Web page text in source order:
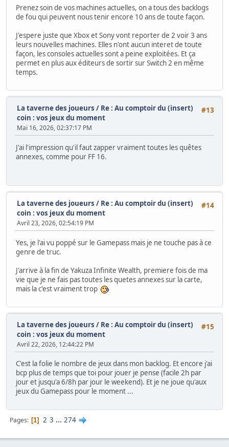
Prenez soin de vos machines actuelles, on a tous des backlogs
de fou qui peuvent nous tenir encore 10 ans de toute façon.
J'espere juste que Xbox et Sony vont reporter de 2 voir 3 ans
leurs nouvelles machines. Elles n'ont aucun interet de toute
façon, les consoles actuelles sont a peine exploitées. Et ça
permet en plus aux éditeurs de sortir sur Switch 2 en même
temps.
#13
La taverne des joueurs / Re : Au comptoir du (insert)
coin : vos jeux du moment
Mai 16, 2026, 02:37:17 PM
J'ai l'impression qu'il faut zapper vraiment toutes les quêtes
annexes, comme pour FF 16.
#14
La taverne des joueurs / Re : Au comptoir du (insert)
coin : vos jeux du moment
Avril 23, 2026, 02:54:19 PM
Yes, je l'ai vu poppé sur le Gamepass mais je ne touche pas à ce
genre de truc.
J'arrive à la fin de Yakuza Infinite Wealth, premiere fois de ma
vie que je ne fais pas toutes les quetes annexes sur la carte,
mais la c'est vraiment trop
#15
La taverne des joueurs / Re : Au comptoir du (insert)
coin : vos jeux du moment
Avril 22, 2026, 12:44:22 PM
C'est la folie le nombre de jeux dans mon backlog. Et encore j'ai
bcp plus de temps que toi pour jouer je pense (facile 2h par
jour et jusqu'a 6/8h par jour le weekend). Et je ne joue qu'aux
jeux du Gamepass pour le moment ...
Pages 1 2 3 ... 274